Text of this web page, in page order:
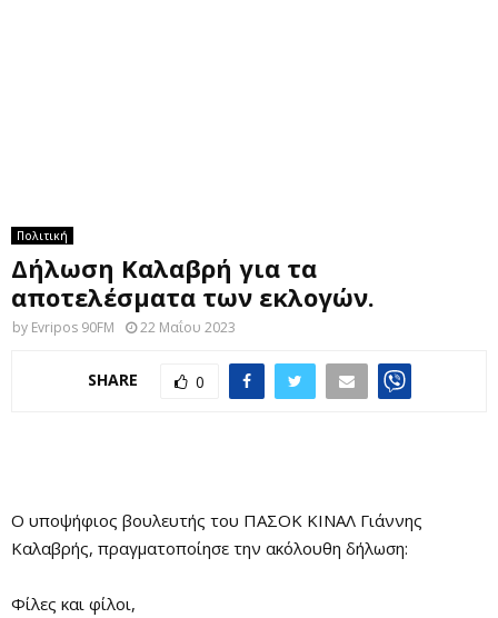
Πολιτική
Δήλωση Καλαβρή για τα
αποτελέσματα των εκλογών.
by Evripos 90FM 22 Μαΐου 2023
SHARE 0
Ο υποψήφιος βουλευτής του ΠΑΣΟΚ ΚΙΝΑΛ Γιάννης
Καλαβρής, πραγματοποίησε την ακόλουθη δήλωση:
Φίλες και φίλοι,